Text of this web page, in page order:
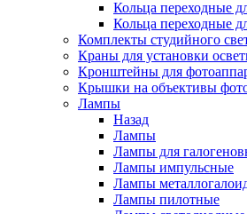
Кольца переходные
Кольца переходные
Комплекты студийного
Краны для установки
Кронштейны для
Крышки на объективы
Лампы
Назад
Лампы
Лампы для
Лампы импульсные
Лампы
Лампы пилотные